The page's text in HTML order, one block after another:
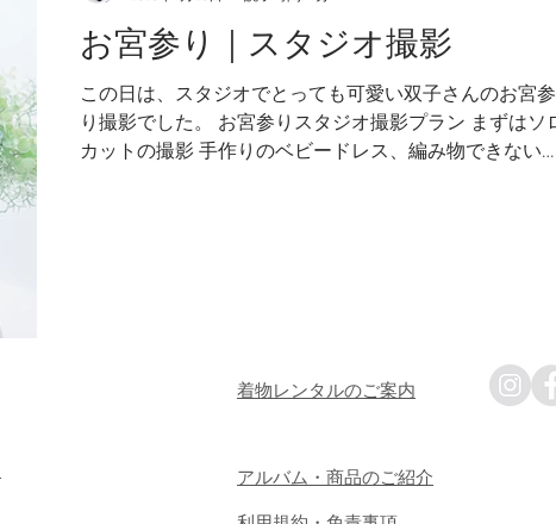
お宮参り｜スタジオ撮影
この日は、スタジオでとっても可愛い双子さんのお宮参
り撮影でした。 お宮参りスタジオ撮影プラン まずはソロ
カットの撮影 手作りのベビードレス、編み物できない私
着物レンタルのご案内
​アルバム・商品のご紹介